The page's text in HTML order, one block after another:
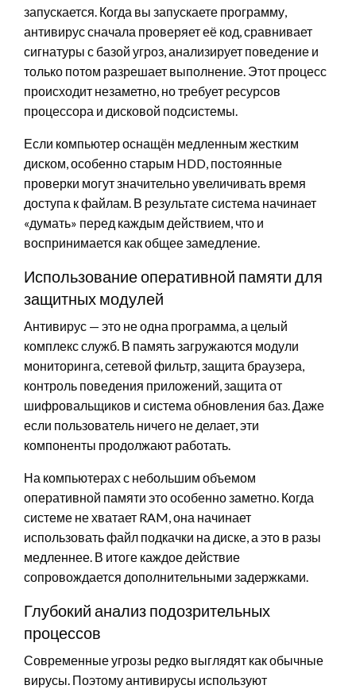
запускается. Когда вы запускаете программу,
антивирус сначала проверяет её код, сравнивает
сигнатуры с базой угроз, анализирует поведение и
только потом разрешает выполнение. Этот процесс
происходит незаметно, но требует ресурсов
процессора и дисковой подсистемы.
Если компьютер оснащён медленным жестким
диском, особенно старым HDD, постоянные
проверки могут значительно увеличивать время
доступа к файлам. В результате система начинает
«думать» перед каждым действием, что и
воспринимается как общее замедление.
Использование оперативной памяти для
защитных модулей
Антивирус — это не одна программа, а целый
комплекс служб. В память загружаются модули
мониторинга, сетевой фильтр, защита браузера,
контроль поведения приложений, защита от
шифровальщиков и система обновления баз. Даже
если пользователь ничего не делает, эти
компоненты продолжают работать.
На компьютерах с небольшим объемом
оперативной памяти это особенно заметно. Когда
системе не хватает RAM, она начинает
использовать файл подкачки на диске, а это в разы
медленнее. В итоге каждое действие
сопровождается дополнительными задержками.
Глубокий анализ подозрительных
процессов
Современные угрозы редко выглядят как обычные
вирусы. Поэтому антивирусы используют